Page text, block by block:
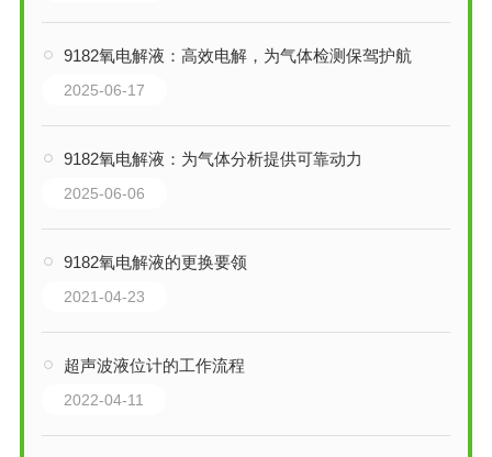
9182氧电解液：高效电解，为气体检测保驾护航
2025-06-17
9182氧电解液：为气体分析提供可靠动力
2025-06-06
9182氧电解液的更换要领
2021-04-23
超声波液位计的工作流程
2022-04-11